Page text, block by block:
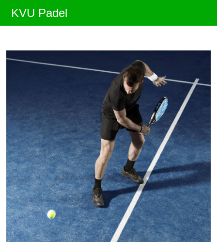
Inhalt
springen
KVU Padel